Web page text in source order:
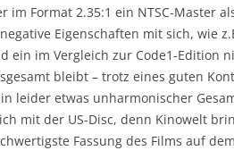
im Format 2.35:1 ein NTSC-Master
Eigenschaften mit sich, wie
ein im Vergleich zur Code1-Edition
bleibt – trotz eines guten
leider etwas unharmonischer
mit der US-Disc, denn Kinowelt
Fassung des Films auf